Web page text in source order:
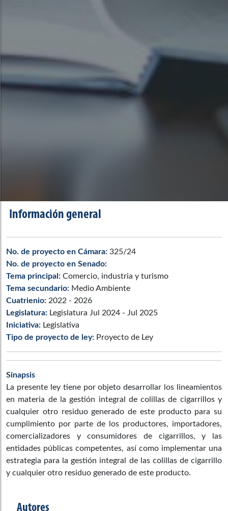
Información general
No. de proyecto en Cámara: 325/24
No. de proyecto en Senado:
Tema principal: Comercio, industria y turismo
Tema secundario: Medio Ambiente
Cuatrienio: 2022 - 2026
Legislatura: Legislatura Jul 2024 - Jul 2025
Iniciativa: Legislativa
Tipo de proyecto de ley: Proyecto de Ley
Sinapsis
La presente ley tiene por objeto desarrollar los lineamientos
en materia de la gestión integral de colillas de cigarrillos y
cualquier otro residuo generado de este producto para su
cumplimiento por parte de los productores, importadores,
comercializadores y consumidores de cigarrillos, y las
entidades públicas competentes, así como implementar una
estrategia para la gestión integral de las colillas de cigarrillo
y cualquier otro residuo generado de este producto.
Autores